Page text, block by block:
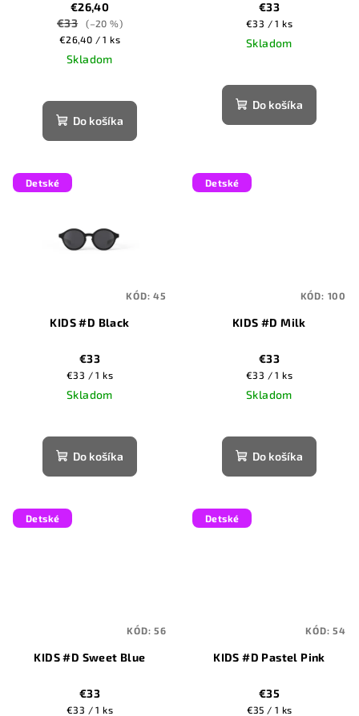
€26,40
€33
(–20 %)
Jednotková
cena:
€26,40 / 1 ks
Skladom
Do košíka
€33
Jednotková
cena:
€33 / 1 ks
Skladom
Do košíka
Detské
KIDS #D Black
€33
Jednotková
cena:
€33 / 1 ks
Skladom
Do košíka
KÓD:45
Detské
KIDS #D Milk
€33
Jednotková
cena:
€33 / 1 ks
Skladom
Do košíka
KÓD: 100
Detské
KIDS #D Sweet Blue
€33
Jednotková
€33 / 1 ks
KÓD:56
Detské
KIDS #D Pastel Pink
€35
Jednotková
€35 / 1 ks
KÓD:54